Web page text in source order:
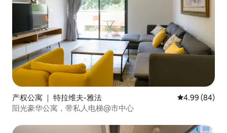
产权公寓 ｜ 特拉维夫-雅法 平均评分 4.99
4.99 (84)
阳光豪华公寓，带私人电梯@市中心